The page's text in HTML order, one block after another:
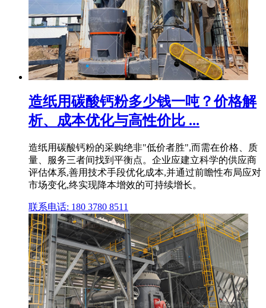
造纸用碳酸钙粉多少钱一吨？价格解
析、成本优化与高性价比 ...
造纸用碳酸钙粉的采购绝非"低价者胜",而需在价格、质
量、服务三者间找到平衡点。企业应建立科学的供应商
评估体系,善用技术手段优化成本,并通过前瞻性布局应对
市场变化,终实现降本增效的可持续增长。
联系电话: 180 3780 8511